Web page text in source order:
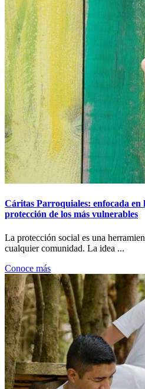
Cáritas Parroquiales: enfocada en
protección de los más vulnerables
La protección social es una
cualquier comunidad. La idea ...
Conoce más